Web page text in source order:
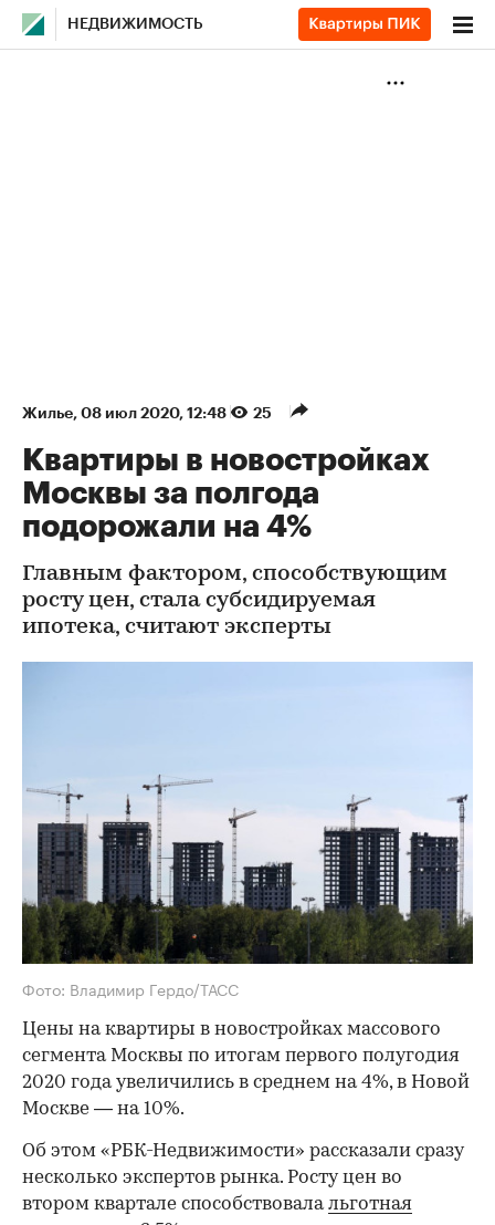
НЕДВИЖИМОСТЬ
Жилье⁠, 08 июл 2020, 12:48 25
Квартиры в новостройках
Москвы за полгода
подорожали на 4%
Главным фактором, способствующим
росту цен, стала субсидируемая
ипотека, считают эксперты
Фото: Владимир Гердо/ТАСС
Цены на квартиры в новостройках массового
сегмента Москвы по итогам первого полугодия
2020 года увеличились в среднем на 4%, в Новой
Москве — на 10%.
Об этом «РБК-Недвижимости» рассказали сразу
несколько экспертов рынка. Росту цен во
втором квартале способствовалальготная